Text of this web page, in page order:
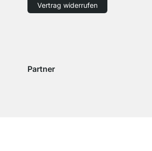
Vertrag widerrufen
Partner